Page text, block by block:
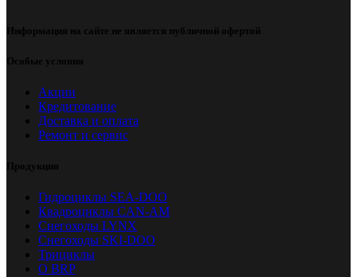
Информация на сайте не является публичной офертой
Особые условия
Акции
Кредитование
Доставка и оплата
Ремонт и сервис
Продукция
Гидроциклы SEA-DOO
Квадроциклы CAN-AM
Снегоходы LYNX
Снегоходы SKI-DOO
Трициклы
О BRP